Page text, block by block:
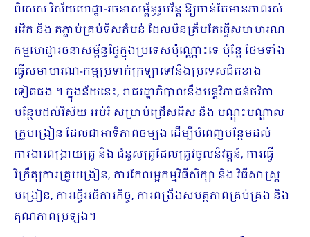
ពិសេស វិស័យហេដ្ឋា-រចនាសម្ព័ន្ធរូបវ័ន្ត ឱ្យកាន់តែមានភាពរស់
រវើក និង តភ្ជាប់គ្រប់ទិសតំបន់ ដែលមិនត្រឹមតែធ្វើសមាហរណ
កម្មហេដ្ឋារចនាសម្ព័ន្ធផ្ទៃក្នុងប្រទេសប៉ុណ្ណោះទេ ប៉ុន្តែ ថែមទាំង
ធ្វើសមាហរណ-កម្មប្រទាក់ក្រឡាទៅនឹងប្រទេសជិតខាង
ទៀតផង ។ ក្នុងន័យនេះ, រាជរដ្ឋាភិបាលនឹងបន្តវិភាជន៍ថវិកា
បន្ថែមដល់វិស័យ អប់រំ សម្រាប់ជ្រើសរើស និង បណ្តុះបណ្តាល
គ្រូបង្រៀន ដែលជាឤទិភាពចម្បង ដើម្បីបំពេញបន្ថែមដល់
ការងារពង្រាយគ្រូ និង ជំនួសគ្រូដែលត្រូវចូលនិវត្តន៍, ការធ្វើ
វិក្រឹត្យការគ្រូបង្រៀន, ការកែលម្អកម្មវិធីសិក្សា និង វិធីសាស្រ្ត
បង្រៀន, ការធ្វើអធិការកិច្ច, ការពង្រឹងសមត្ថភាពគ្រប់គ្រង និង
គុណភាពប្រឡង។